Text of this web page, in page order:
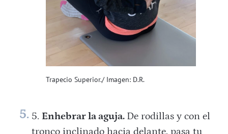
Trapecio Superior./ Imagen: D.R.
Enhebrar la aguja. De rodillas y con el
tronco inclinado hacia delante, pasa tu